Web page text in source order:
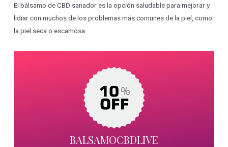
El bálsamo de CBD sanador es la opción saludable para mejorar y
lidiar con muchos de los problemas más comunes de la piel, como
la piel seca o escamosa.
BALSAMOCBDLIVE